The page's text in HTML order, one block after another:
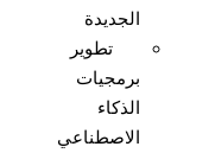
الجديدة
تطوير
برمجيات
الذكاء
الاصطناعي